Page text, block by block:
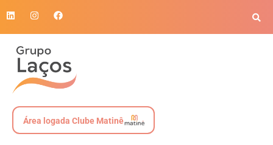
Área logada Clube Matinê